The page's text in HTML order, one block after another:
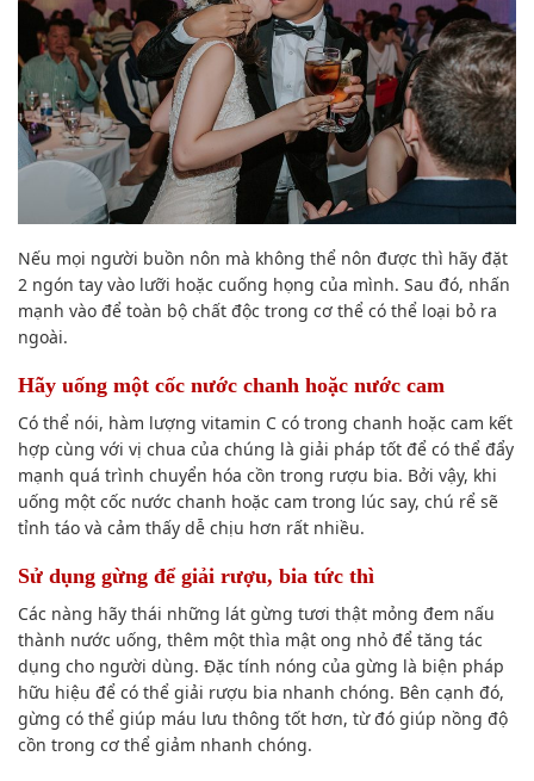
Nếu mọi người buồn nôn mà không thể nôn được thì hãy đặt
2 ngón tay vào lưỡi hoặc cuống họng của mình. Sau đó, nhấn
mạnh vào để toàn bộ chất độc trong cơ thể có thể loại bỏ ra
ngoài.
Hãy uống một cốc nước chanh hoặc nước cam
Có thể nói, hàm lượng vitamin C có trong chanh hoặc cam kết
hợp cùng với vị chua của chúng là giải pháp tốt để có thể đẩy
mạnh quá trình chuyển hóa cồn trong rượu bia. Bởi vậy, khi
uống một cốc nước chanh hoặc cam trong lúc say, chú rể sẽ
tỉnh táo và cảm thấy dễ chịu hơn rất nhiều.
Sử dụng gừng để giải rượu, bia tức thì
Các nàng hãy thái những lát gừng tươi thật mỏng đem nấu
thành nước uống, thêm một thìa mật ong nhỏ để tăng tác
dụng cho người dùng. Đặc tính nóng của gừng là biện pháp
hữu hiệu để có thể giải rượu bia nhanh chóng. Bên cạnh đó,
gừng có thể giúp máu lưu thông tốt hơn, từ đó giúp nồng độ
cồn trong cơ thể giảm nhanh chóng.